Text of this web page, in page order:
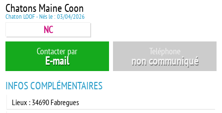
Chatons Maine Coon
Chaton LOOF - Nés le : 03/04/2026
NC
Contacter par
E-mail
Teléphone
non communiqué
INFOS COMPLÉMENTAIRES
Lieux : 34690 Fabregues